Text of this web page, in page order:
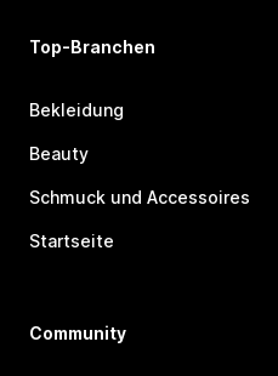
Top-Branchen
Bekleidung
Beauty
Schmuck und Accessoires
Startseite
Community